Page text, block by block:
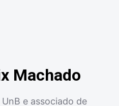
Machado
e associado de